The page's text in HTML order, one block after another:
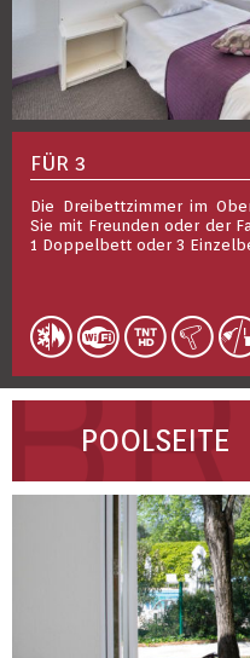
FÜR 3
Die Dreibettzimmer im
Sie mit Freunden oder der
1 Doppelbett oder 3
POOLSEITE